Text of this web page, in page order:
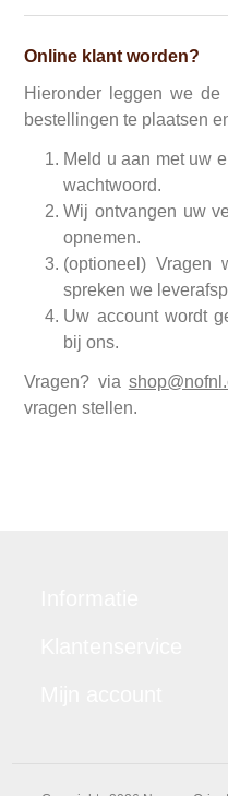
Online klant worden?
Hieronder leggen we
bestellingen te plaatsen
Meld u aan met uw
wachtwoord.
Wij ontvangen uw
opnemen.
(optioneel) Vragen
spreken we
Uw account wordt
bij ons.
Vragen? via
vragen stellen.